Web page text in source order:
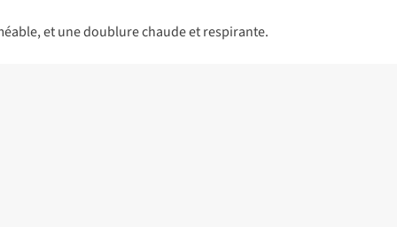
et une doublure chaude et respirante.